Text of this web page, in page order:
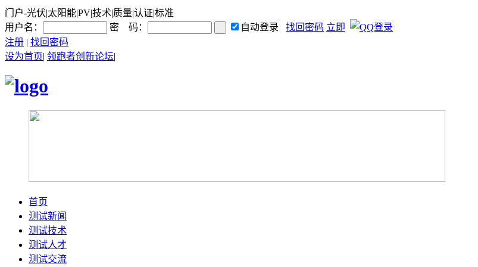
门户-光伏|太阳能|PV|技术|质量|认证|标准
用户名：
密 码： 自动登录 找回密码 立即
注册 | 找回密码
设为首页| 领跑者创新论坛|
首页
测试新闻
测试技术
测试人才
测试交流